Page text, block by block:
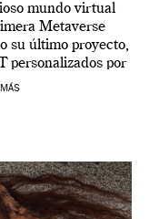
mundo virtual
Metaverse
su último proyecto,
personalizados por
de la casa italiana